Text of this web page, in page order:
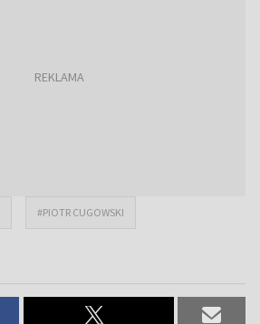
#PIOTR CUGOWSKI